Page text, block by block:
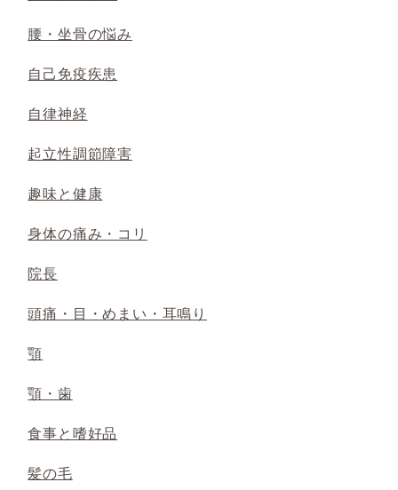
腰・坐骨の悩み
自己免疫疾患
自律神経
起立性調節障害
趣味と健康
身体の痛み・コリ
院長
頭痛・目・めまい・耳鳴り
顎
顎・歯
食事と嗜好品
髪の毛